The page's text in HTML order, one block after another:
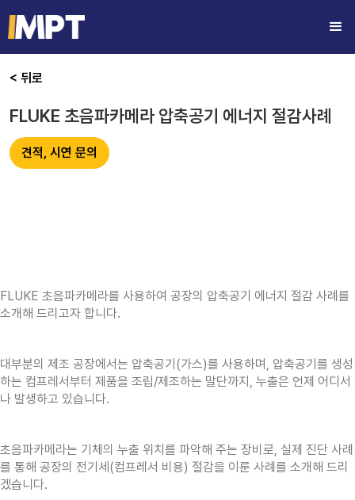
< 뒤로
FLUKE 초음파카메라 압축공기 에너지 절감사례
견적, 시연 문의
FLUKE 초음파카메라를 사용하여 공장의 압축공기 에너지 절감 사례를
소개해 드리고자 합니다.
대부분의 제조 공장에서는 압축공기(가스)를 사용하며, 압축공기를 생성
하는 컴프레서부터 제품을 조립/제조하는 말단까지, 누출은 언제 어디서
나 발생하고 있습니다.
‍초음파카메라는 기체의 누출 위치를 파악해 주는 장비로, 실제 진단 사례
를 통해 공장의 전기세(컴프레서 비용) 절감을 이룬 사례를 소개해 드리
겠습니다.